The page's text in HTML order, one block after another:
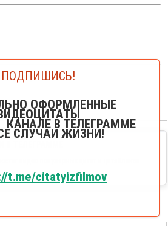
Тренер
ПОДПИШИСЬ!
ОФОРМЛЕННЫЕ
ВИДЕОЦИТАТЫ
В ТЕЛЕГРАММЕ
СЛУЧАИ ЖИЗНИ!
t.me/citatyizfilmov